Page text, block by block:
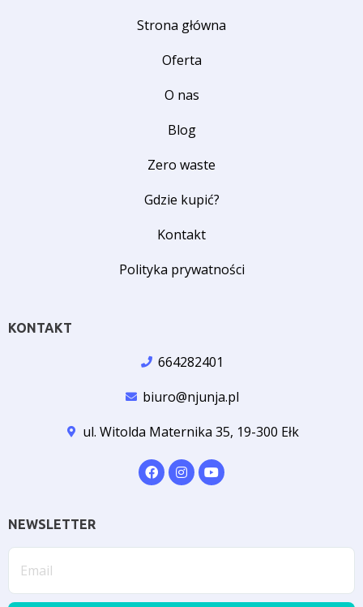
Strona główna
Oferta
O nas
Blog
Zero waste
Gdzie kupić?
Kontakt
Polityka prywatności
KONTAKT
664282401
biuro@njunja.pl
ul. Witolda Maternika 35, 19-300 Ełk
NEWSLETTER